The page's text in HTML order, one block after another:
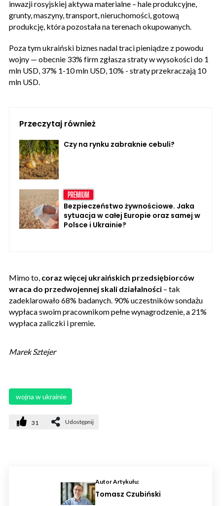
inwazji rosyjskiej aktywa materialne – hale produkcyjne,
grunty, maszyny, transport, nieruchomości, gotową
produkcję, która pozostała na terenach okupowanych.
Poza tym ukraiński biznes nadal traci pieniądze z powodu
wojny — obecnie 33% firm zgłasza straty w wysokości do 1
mln USD, 37% 1-10 mln USD, 10% - straty przekraczają 10
mln USD.
Przeczytaj również
Czy na rynku zabraknie cebuli?
Bezpieczeństwo żywnościowe. Jaka
sytuacja w całej Europie oraz samej w
Polsce i Ukrainie?
Mimo to, coraz więcej ukraińskich przedsiębiorców
wraca do przedwojennej skali działalności – tak
zadeklarowało 68% badanych. 90% uczestników sondażu
wypłaca swoim pracownikom pełne wynagrodzenie, a 21%
wypłaca zaliczki i premie.
Marek Sztejer
wojna w ukrainie
31 Udostępnij
Autor Artykułu:
Tomasz Czubiński